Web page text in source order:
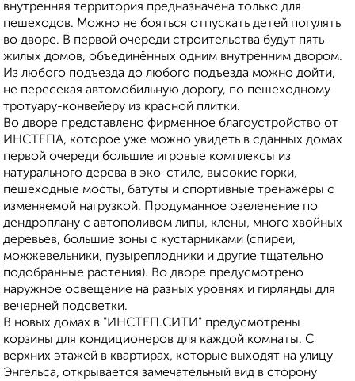
внутренняя территория предназначена только для
пешеходов. Можно не бояться отпускать детей погулять
во дворе. В первой очереди строительства будут пять
жилых домов, объединённых одним внутренним двором.
Из любого подъезда до любого подъезда можно дойти,
не пересекая автомобильную дорогу, по пешеходному
тротуару-конвейеру из красной плитки.
Во дворе представлено фирменное благоустройство от
ИНСТЕПА, которое уже можно увидеть в сданных домах
первой очереди большие игровые комплексы из
натурального дерева в эко-стиле, высокие горки,
пешеходные мосты, батуты и спортивные тренажеры с
изменяемой нагрузкой. Продуманное озеленение по
дендроплану с автополивом липы, клены, много хвойных
деревьев, большие зоны с кустарниками (спиреи,
можжевельники, пузыреплодники и другие тщательно
подобранные растения). Во дворе предусмотрено
наружное освещение на разных уровнях и гирлянды для
вечерней подсветки.
В новых домах в "ИНСТЕП.СИТИ" предусмотрены
корзины для кондиционеров для каждой комнаты. С
верхних этажей в квартирах, которые выходят на улицу
Энгельса, открывается замечательный вид в сторону